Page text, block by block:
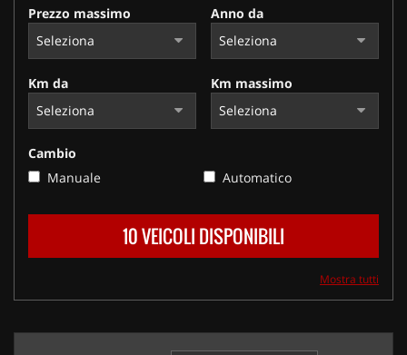
Prezzo massimo Anno da
Km da Km massimo
Cambio
Manuale
Automatico
10 VEICOLI DISPONIBILI
Mostra tutti